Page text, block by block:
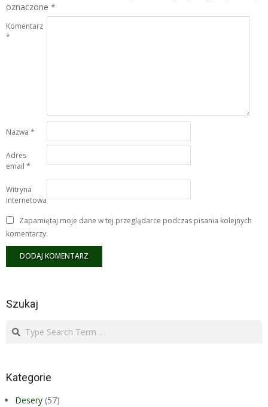
oznaczone *
Komentarz
*
Nazwa *
Adres
email *
Witryna
internetowa
Zapamiętaj moje dane w tej przeglądarce podczas pisania kolejnych
komentarzy.
Szukaj
Search
Kategorie
Desery (57)